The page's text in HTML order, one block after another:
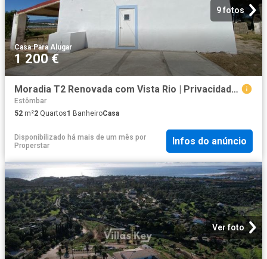
9 fotos
Casa·Para Alugar
1 200 €
Moradia T2 Renovada com Vista Rio | Privacidade Total | Despesas Incluídas Parchal
Estômbar
52 m²2 Quartos1 BanheiroCasa
Disponibilizado há mais de um mês por
Properstar
Infos do anúncio
Ver foto